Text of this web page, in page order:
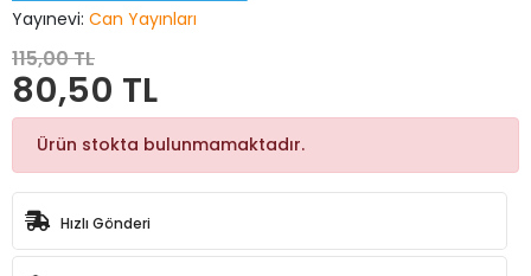
Yayınevi: Can Yayınları
115,00 TL
80,50 TL
Ürün stokta bulunmamaktadır.
Hızlı Gönderi